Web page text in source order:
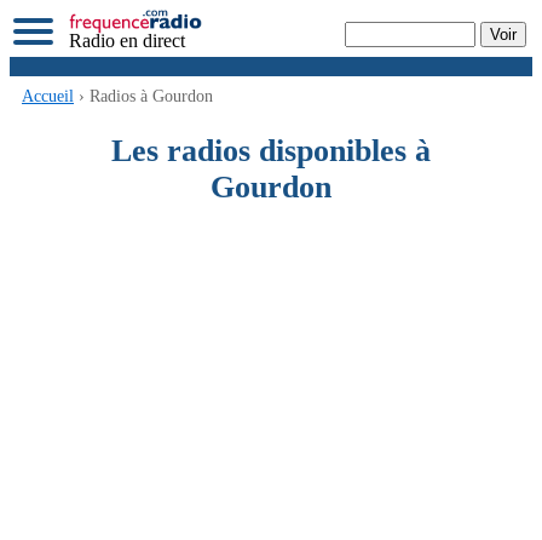
Radio en direct
Accueil › Radios à Gourdon
Les radios disponibles à
Gourdon